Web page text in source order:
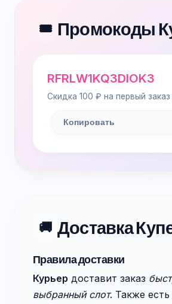
🎟️ Промокоды
RFRLW1KQ3DIOK3
Скидка 100 ₽ на первый
Копировать
🚚 Доставка
Правила доставки
Курьер доставит заказ
выбранный слот. Также есть